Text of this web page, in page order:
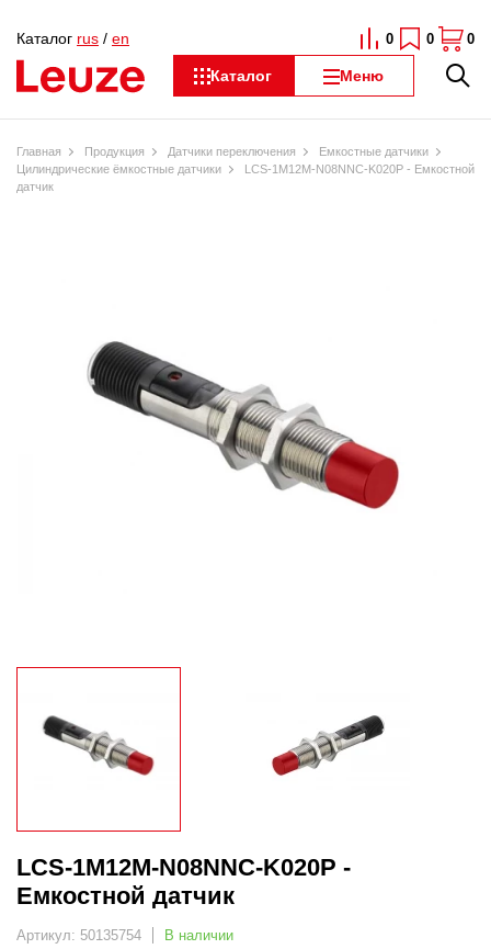
Каталог Меню
Каталог rus / en 0 0 0
Главная Продукция Датчики переключения
Емкостные датчики
Цилиндрические ёмкостные датчики
LCS-1M12M-N08NNC-K020P - Емкостной
датчик
LCS-1M12M-N08NNC-K020P -
Емкостной датчик
Артикул: 50135754 В наличии